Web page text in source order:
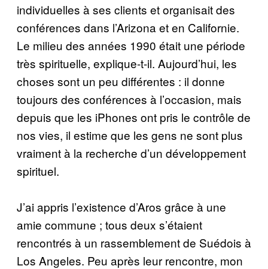
individuelles à ses clients et organisait des
conférences dans l’Arizona et en Californie.
Le milieu des années 1990 était une période
très spirituelle, explique-t-il. Aujourd’hui, les
choses sont un peu différentes : il donne
toujours des conférences à l’occasion, mais
depuis que les iPhones ont pris le contrôle de
nos vies, il estime que les gens ne sont plus
vraiment à la recherche d’un développement
spirituel.
J’ai appris l’existence d’Aros grâce à une
amie commune ; tous deux s’étaient
rencontrés à un rassemblement de Suédois à
Los Angeles. Peu après leur rencontre, mon